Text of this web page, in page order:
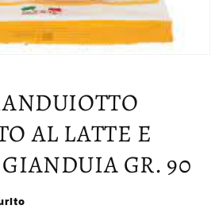
AL LATTE E
GR. 90